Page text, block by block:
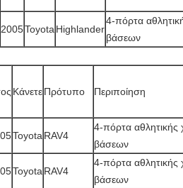
2005Toyota Highlander
4-πόρτα
βάσεων
ΚάνετεΠρότυπο Περιποίηση
Toyota RAV4
4-πόρτα αθλητικής
βάσεων
Toyota RAV4
4-πόρτα αθλητικής
βάσεων